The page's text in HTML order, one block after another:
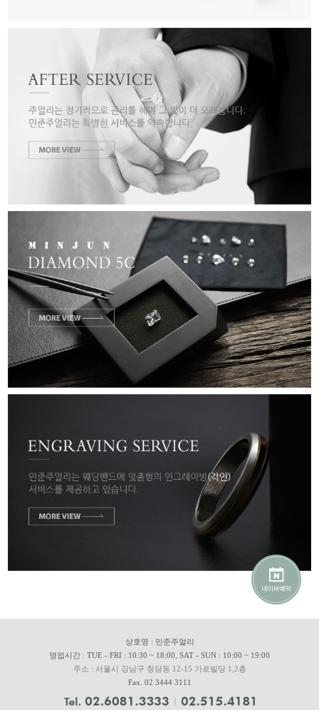
상호명 : 민준주얼리
영업시간 : TUE - FRI : 10:30 ~ 18:00, SAT - SUN : 10:00 ~ 19:00
주소 : 서울시 강남구 청담동 12-15 가로빌딩 1,2층
Fax. 02 3444 3111